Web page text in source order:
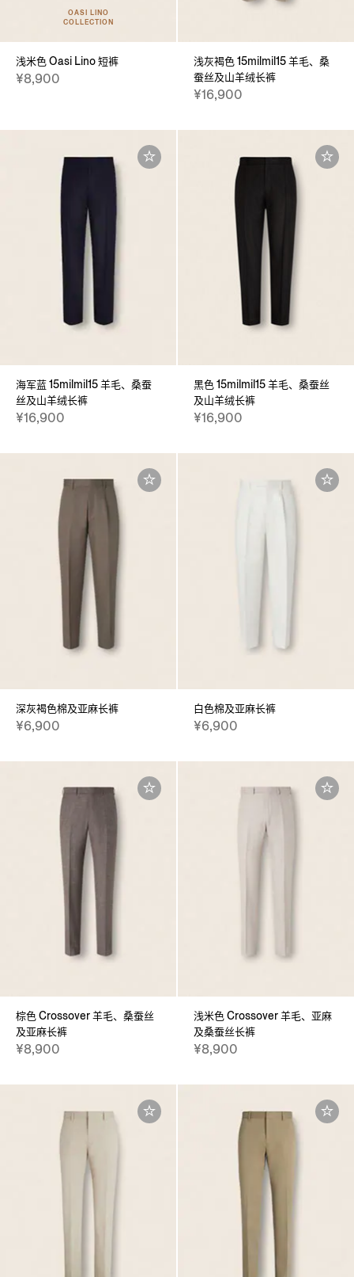
OASI LINO
COLLECTION
浅米色 Oasi Lino 短裤
¥8,900
浅灰褐色 15milmil15 羊毛、桑
蚕丝及山羊绒长裤
¥16,900
海军蓝 15milmil15 羊毛、桑蚕
丝及山羊绒长裤
¥16,900
黑色 15milmil15 羊毛、桑蚕丝
及山羊绒长裤
¥16,900
深灰褐色棉及亚麻长裤
¥6,900
白色棉及亚麻长裤
¥6,900
棕色 Crossover 羊毛、桑蚕丝
及亚麻长裤
¥8,900
浅米色 Crossover 羊毛、亚麻
及桑蚕丝长裤
¥8,900